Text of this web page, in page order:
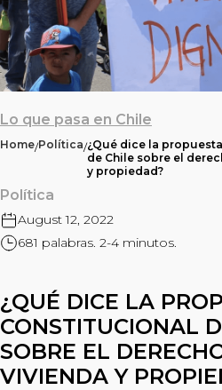
Lo que pasa en Chile
Home/Política/¿Qué dice la
de Chile sobre el
y propiedad?
Política
August 12, 2022
681 palabras. 2-4 minutos.
¿QUÉ DICE LA
CONSTITUCIONAL
SOBRE EL
VIVIENDA Y